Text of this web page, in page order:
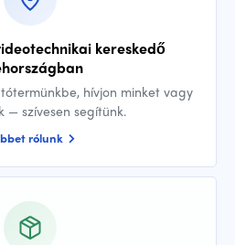
kereskedő
hívjon minket vagy
— szívesen segítünk.
rólunk